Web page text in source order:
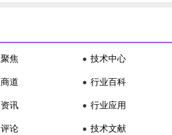
焦
道
讯
论
技术中心
行业百科
行业应用
技术文献